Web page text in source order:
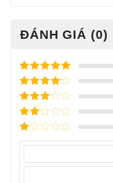
ĐÁNH GIÁ (0)
Được xếp
hạng
5
5
sao
Được xếp
hạng
4
5
sao
Được
xếp
hạng3
5 sao
Được
hạng
sao
Được
hạng
1